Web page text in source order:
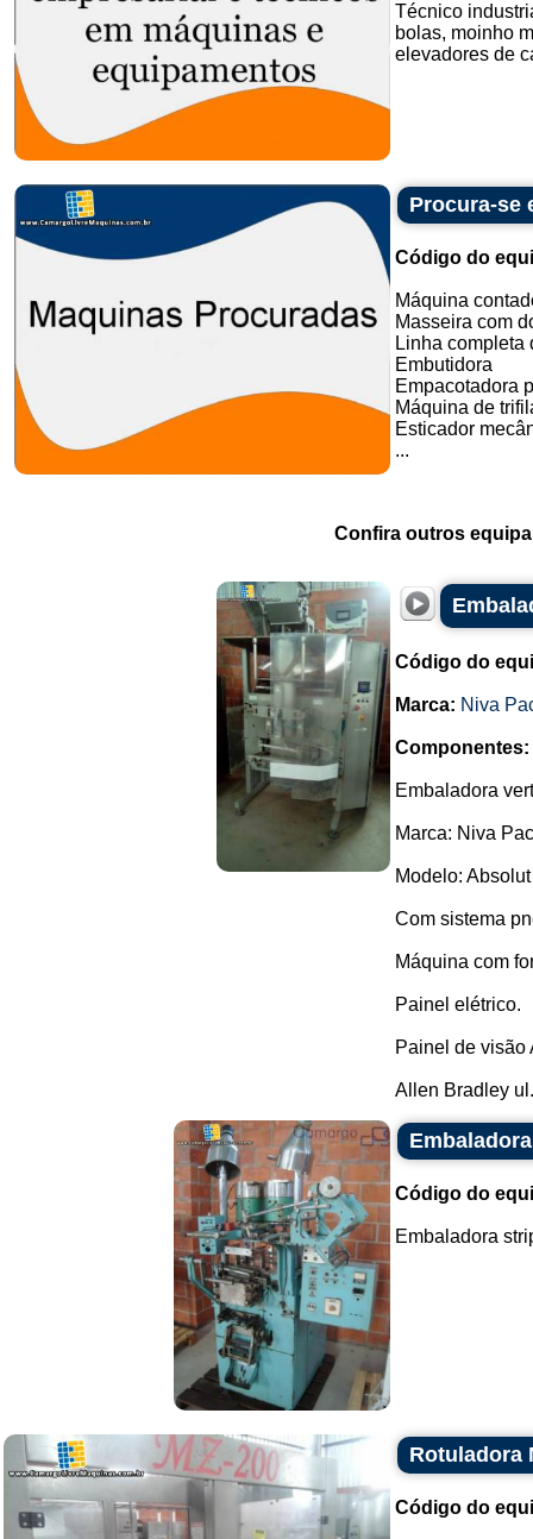
Técnico
bolas, moinho
elevadores de
Procura-se
Código do
Máquina
Masseira com
Linha completa
Embutidora
Empacotadora
Máquina de
Esticador
...
Confira outros
Código do
Marca: Niva
Componentes:
Embaladora
Marca: Niva
Modelo:
Com sistema
Máquina com
Painel elétrico.
Painel de visão
Allen Bradley
Código do
Embaladora
Rotuladora
Código do